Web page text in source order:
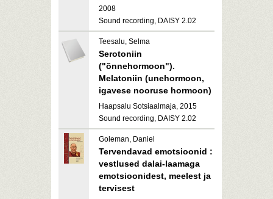
2008
Sound recording, DAISY 2.02
Teesalu, Selma
Serotoniin
("õnnehormoon").
Melatoniin (unehormoon,
igavese nooruse hormoon)
Haapsalu Sotsiaalmaja, 2015
Sound recording, DAISY 2.02
Goleman, Daniel
Tervendavad emotsioonid :
vestlused dalai-laamaga
emotsioonidest, meelest ja
tervisest